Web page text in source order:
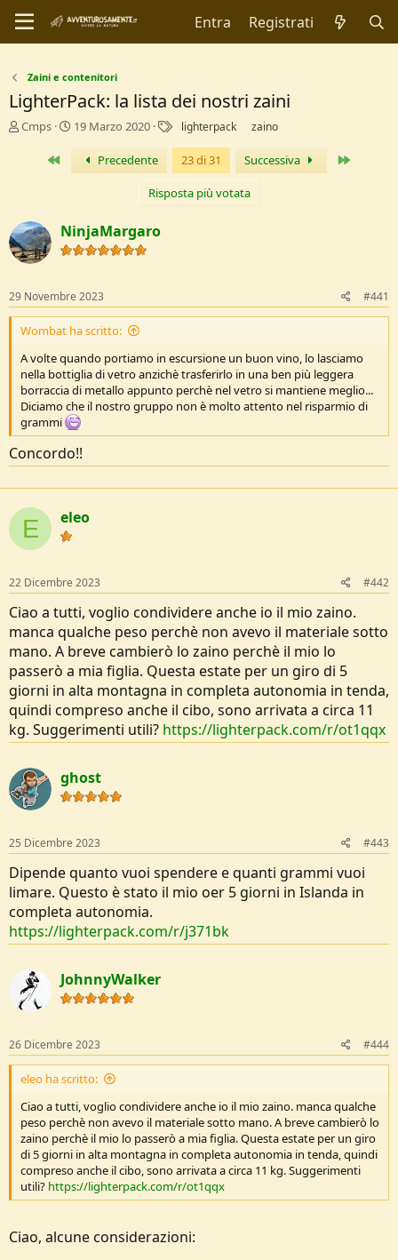
Entra Registrati
Zaini e contenitori
LighterPack: la lista dei nostri zaini
C
r
e
D
c
u
s
i
o
n
e
Cmps
D
a
n
i
o
19 Marzo 2020 lighterpack zaino
Primo Precedente 23 di 31 Successiva
Risposta più votata
NinjaMargaro
29 Novembre 2023 #441
Wombat ha scritto:
A volte quando portiamo in escursione un buon vino, lo lasciamo
nella bottiglia di vetro anzichè trasferirlo in una ben più leggera
borraccia di metallo appunto perchè nel vetro si mantiene meglio...
Diciamo che il nostro gruppo non è molto attento nel risparmio di
grammi
Concordo!!
E eleo
22 Dicembre 2023 #442
Ciao a tutti, voglio condividere anche io il mio zaino.
manca qualche peso perchè non avevo il materiale sotto
mano. A breve cambierò lo zaino perchè il mio lo
passerò a mia figlia. Questa estate per un giro di 5
giorni in alta montagna in completa autonomia in tenda,
quindi compreso anche il cibo, sono arrivata a circa 11
kg. Suggerimenti utili? https://lighterpack.com/r/ot1qqx
ghost
25 Dicembre 2023 #443
Dipende quanto vuoi spendere e quanti grammi vuoi
limare. Questo è stato il mio oer 5 giorni in Islanda in
completa autonomia.
https://lighterpack.com/r/j371bk
JohnnyWalker
26 Dicembre 2023 #444
eleo ha scritto:
Ciao a tutti, voglio condividere anche io il mio zaino. manca qualche
peso perchè non avevo il materiale sotto mano. A breve cambierò lo
zaino perchè il mio lo passerò a mia figlia. Questa estate per un giro
di 5 giorni in alta montagna in completa autonomia in tenda, quindi
compreso anche il cibo, sono arrivata a circa 11 kg. Suggerimenti
utili? https://lighterpack.com/r/ot1qqx
Ciao, alcune considerazioni: